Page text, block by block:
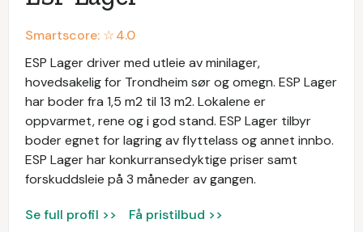
Smartscore: ☆4.0
ESP Lager driver med utleie av minilager,
hovedsakelig for Trondheim sør og omegn. ESP Lager
har boder fra 1,5 m2 til 13 m2. Lokalene er
oppvarmet, rene og i god stand. ESP Lager tilbyr
boder egnet for lagring av flyttelass og annet innbo.
ESP Lager har konkurransedyktige priser samt
forskuddsleie på 3 måneder av gangen.
Se full profil >> Få pristilbud >>